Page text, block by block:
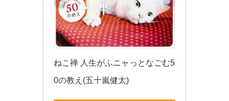
ねこ禅 人生がふニャっとなごむ5
0の教え(五十嵐健太)